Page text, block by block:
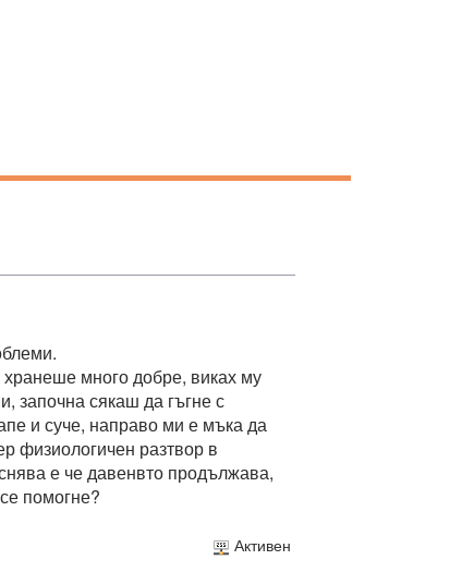
много добре, виках му
започна сякаш да гъгне с
и суче, направо ми е мъка да
физиологичен разтвор в
е че давенвто продължава,
помогне?
Активен